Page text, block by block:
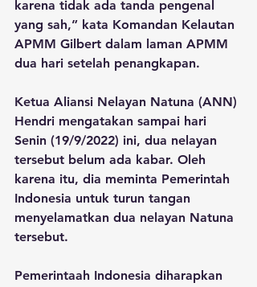
karena tidak ada tanda pengenal
yang sah,” kata Komandan Kelautan
APMM Gilbert dalam laman APMM
dua hari setelah penangkapan.
Ketua Aliansi Nelayan Natuna (ANN)
Hendri mengatakan sampai hari
Senin (19/9/2022) ini, dua nelayan
tersebut belum ada kabar. Oleh
karena itu, dia meminta Pemerintah
Indonesia untuk turun tangan
menyelamatkan dua nelayan Natuna
tersebut.
Pemerintaah Indonesia diharapkan